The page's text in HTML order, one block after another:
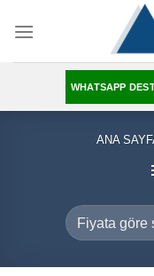
WHATSAPP
ANA